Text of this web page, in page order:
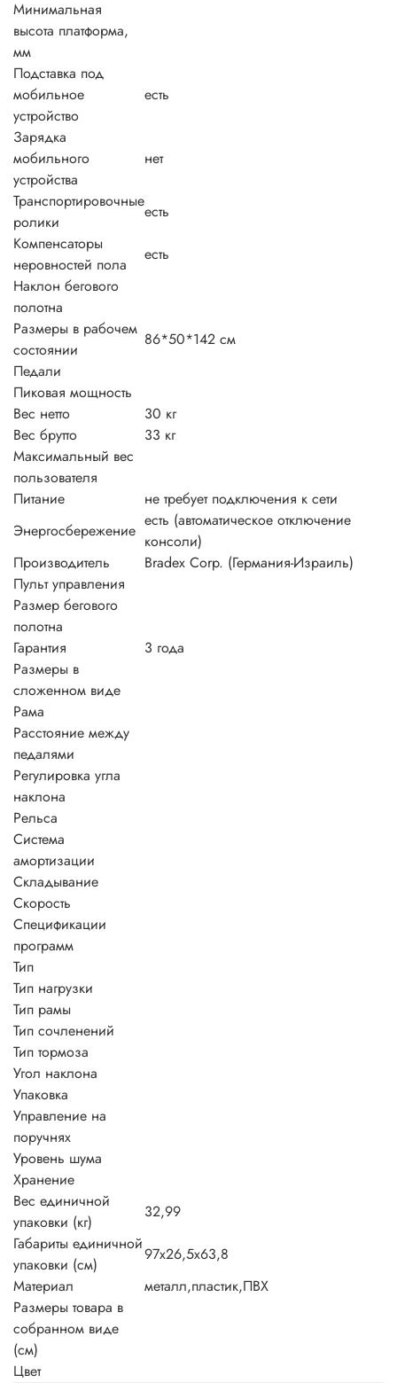
Минимальная
высота платформа,
мм
Подставка под
мобильное
устройство
есть
Зарядка
мобильного
устройства
нет
Транспортировочные
ролики
есть
Компенсаторы
неровностей пола
есть
Наклон бегового
полотна
Размеры в рабочем
состоянии
86*50*142 см
Педали
Пиковая мощность
Вес нетто
30 кг
Вес брутто
33 кг
Максимальный вес
пользователя
Питание
не требует подключения к сети
Энергосбережение
есть (автоматическое отключение
консоли)
Производитель
Bradex Corp. (Германия-Израиль)
Пульт управления
Размер бегового
полотна
Гарантия
3 года
Размеры в
сложенном виде
Рама
Расстояние между
педалями
Регулировка угла
наклона
Рельса
Система
амортизации
Складывание
Скорость
Спецификации
программ
Тип
Тип нагрузки
Тип рамы
Тип сочленений
Тип тормоза
Угол наклона
Упаковка
Управление на
поручнях
Уровень шума
Хранение
Вес единичной
упаковки (кг)
32,99
Габариты единичной
упаковки (см)
97х26,5х63,8
Материал
металл,пластик,ПВХ
Размеры товара в
собранном виде
(см)
Цвет